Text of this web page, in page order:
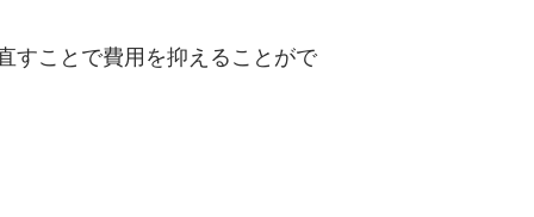
すことで費用を抑えることがで